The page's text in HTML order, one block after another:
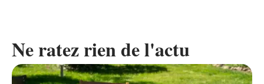
Ne ratez rien de l'actu